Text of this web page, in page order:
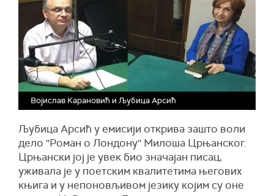
Војислав Карановић и Љубица Арсић
Љубица Арсић у емисији открива зашто воли
дело ''Роман о Лондону'' Милоша Црњанског.
Црњански јој је увек био значајан писац,
уживала је у поетским квалитетима његових
књига и у непоновљивом језику којим су оне